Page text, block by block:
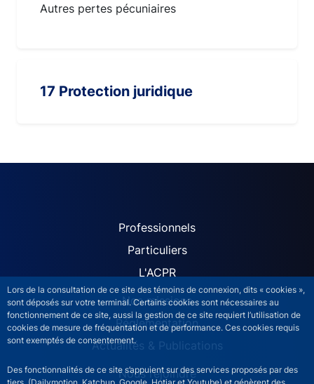
Lors de la consultation de ce site des témoins de connexion, dits « cookies »,
sont déposés sur votre terminal. Certains cookies sont nécessaires au
fonctionnement de ce site, aussi la gestion de ce site requiert l’utilisation de
cookies de mesure de fréquentation et de performance. Ces cookies requis
sont exemptés de consentement.
Des fonctionnalités de ce site s’appuient sur des services proposés par des
Autres pertes pécuniaires
17 Protection juridique
ACPR site navigation
Professionnels
Particuliers
L'ACPR
Nos missions
Réglementation
Actualités & Publications
Nous rejoindre